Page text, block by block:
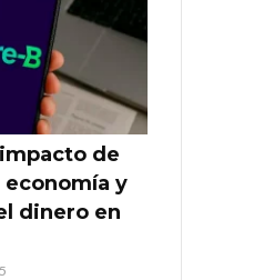
de
economía y
dinero en